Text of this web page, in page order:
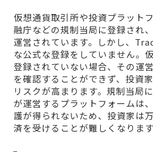
仮想通貨取引所や投資プラット
融庁などの規制当局に登録され
運営されています。しかし、
な公式な登録をしていません。
登録されていない場合、その運
を確認することができず、投資
リスクが高まります。規制当局
が運営するプラットフォームは
護が得られないため、投資家は
済を受けることが難しくなります